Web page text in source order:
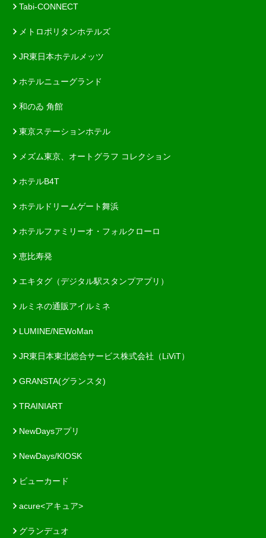
Tabi-CONNECT
メトロポリタンホテルズ
JR東日本ホテルメッツ
ホテルニューグランド
和のゐ 角館
東京ステーションホテル
メズム東京、オートグラフ コレクション
ホテルB4T
ホテルドリームゲート舞浜
ホテルファミリーオ・フォルクローロ
恵比寿発
エキタグ（デジタル駅スタンプアプリ）
ルミネの通販アイルミネ
LUMINE/NEWoMan
JR東日本東北総合サービス株式会社（LiViT）
GRANSTA(グランスタ)
TRAINIART
NewDaysアプリ
NewDays/KIOSK
ビューカード
acure<アキュア>
グランデュオ